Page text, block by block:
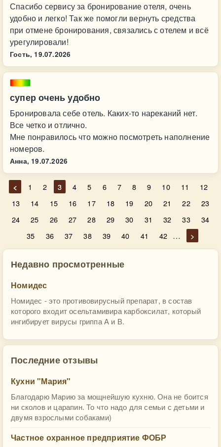
Спасибо сервису за бронирование отеля, очень
удобно и легко! Так же помогли вернуть средства
при отмене бронирования, связались с отелем и всё
урегулировали!
Гость, 19.07.2026
супер очень удобно
Бронировала себе отель. Каких-то нареканий нет.
Все четко и отлично.
Мне понравилось что можно посмотреть наполнение
номеров.
Анна, 19.07.2026
< 1 2 3 4 5 6 7 8 9 10 11
12
13
14 15 16 17 18 19 20 21 22
23
24
25 26 27 28 29 30 31 32 33
34
35
36 37 38 39 40 41 42 … >
Недавно просмотренные
Номидес
Номидес - это противовирусный препарат, в состав
которого входит осельтамивира карбоксилат, который
ингибирует вирусы гриппа А и В.
Последние отзывы
Кухни "Мария"
Благодарю Марию за мощнейшую кухню. Она не боится
ни сколов и царапин. То что надо для семьи с детьми и
двумя взрослыми собаками)
Частное охранное предприятие ФОБР